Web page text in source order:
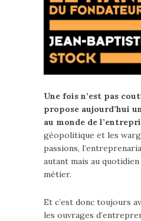
Une fois n’est pas
propose aujourd’hui
au monde de
géopolitique et les
passions,
autant mais au quotidien
métier.
Et c’est donc toujours
les ouvrages